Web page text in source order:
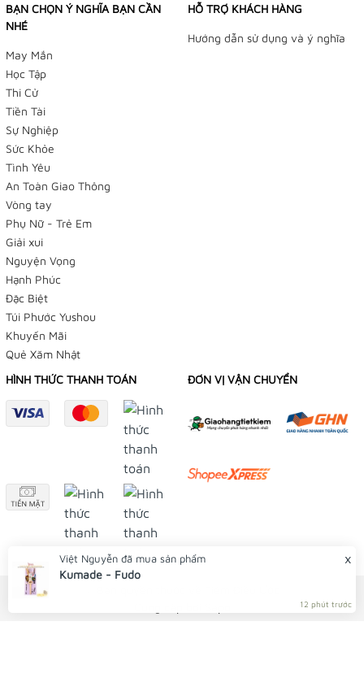
BẠN CHỌN Ý NGHĨA BẠN CẦN
NHÉ
May Mắn
Học Tập
Thi Cử
Tiền Tài
Sự Nghiệp
Sức Khỏe
Tình Yêu
An Toàn Giao Thông
Vòng tay
Phụ Nữ - Trẻ Em
Giải xui
Nguyện Vọng
Hạnh Phúc
Đặc Biệt
Túi Phước Yushou
Khuyến Mãi
Quẻ Xăm Nhật
HỖ TRỢ KHÁCH HÀNG
Hướng dẫn sử dụng và ý nghĩa
HÌNH THỨC THANH TOÁN ĐƠN VỊ VẬN CHUYỂN
x
Việt Nguyễn đã mua sản phẩm
Kumade - Fudo
12 phút trước